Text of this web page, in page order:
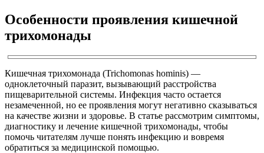
Особенности проявления кишечной
трихомонады
Кишечная трихомонада (Trichomonas hominis) —
одноклеточный паразит, вызывающий расстройства
пищеварительной системы. Инфекция часто остается
незамеченной, но ее проявления могут негативно сказываться
на качестве жизни и здоровье. В статье рассмотрим симптомы,
диагностику и лечение кишечной трихомонады, чтобы
помочь читателям лучше понять инфекцию и вовремя
обратиться за медицинской помощью.